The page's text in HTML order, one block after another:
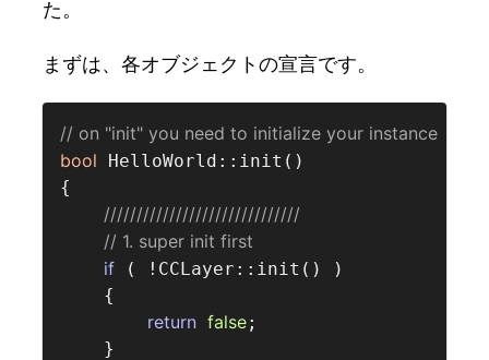
た。
まずは、各オブジェクトの宣言です。
// on "init" you need to initialize your instance
bool HelloWorld::init()
{
//////////////////////////////
// 1. super init first
if ( !CCLayer::init() )
    {
return false;
    }